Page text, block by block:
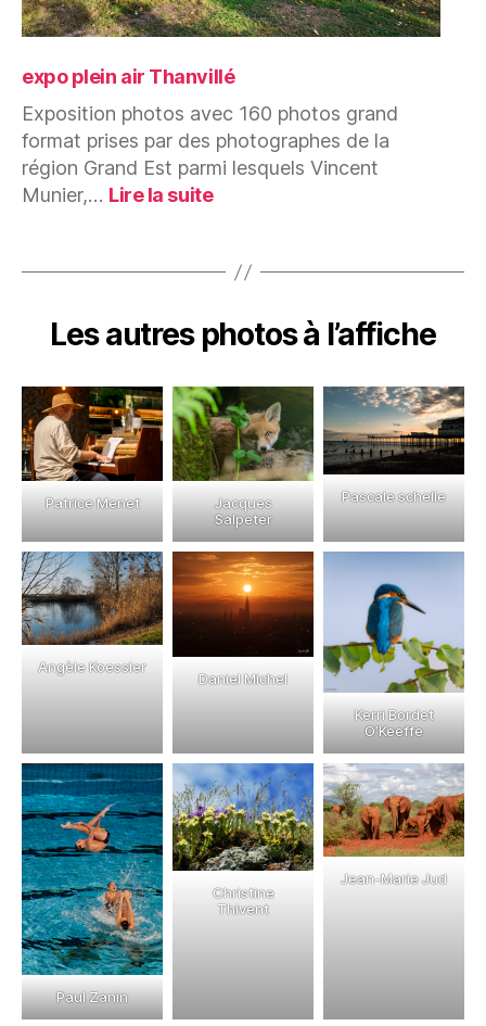
expo plein air Thanvillé
Exposition photos avec 160 photos grand
format prises par des photographes de la
région Grand Est parmi lesquels Vincent
Munier,… Lire la suite:
Thanvillé
Les autres photosà l’affiche
Patrice Menet
Jacques
Salpeter
Pascale schelle
Angèle Koessler
Daniel Michel
Kerri Bordet
O’Keeffe
Paul Zanin
Christine
Thivent
Jean-Marie Jud